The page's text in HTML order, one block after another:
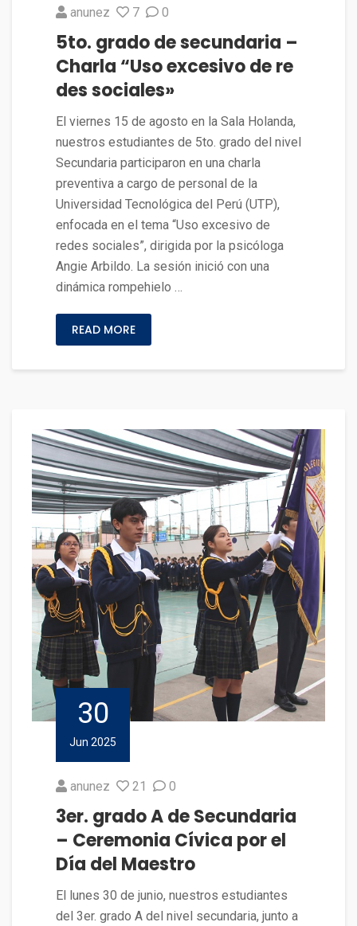
anunez 7 0
5to. grado de secundaria –
Charla “Uso excesivo de re
des sociales»
El viernes 15 de agosto en la Sala Holanda,
nuestros estudiantes de 5to. grado del nivel
Secundaria participaron en una charla
preventiva a cargo de personal de la
Universidad Tecnológica del Perú (UTP),
enfocada en el tema “Uso excesivo de
redes sociales”, dirigida por la psicóloga
Angie Arbildo. La sesión inició con una
dinámica rompehielo …
READ MORE
30
Jun 2025
anunez 21 0
3er. grado A de Secundaria
– Ceremonia Cívica por el
Día del Maestro
El lunes 30 de junio, nuestros estudiantes
del 3er. grado A del nivel secundaria, junto a